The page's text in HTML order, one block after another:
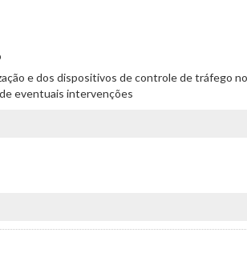
e dos dispositivos de controle de tráfego
eventuais intervenções